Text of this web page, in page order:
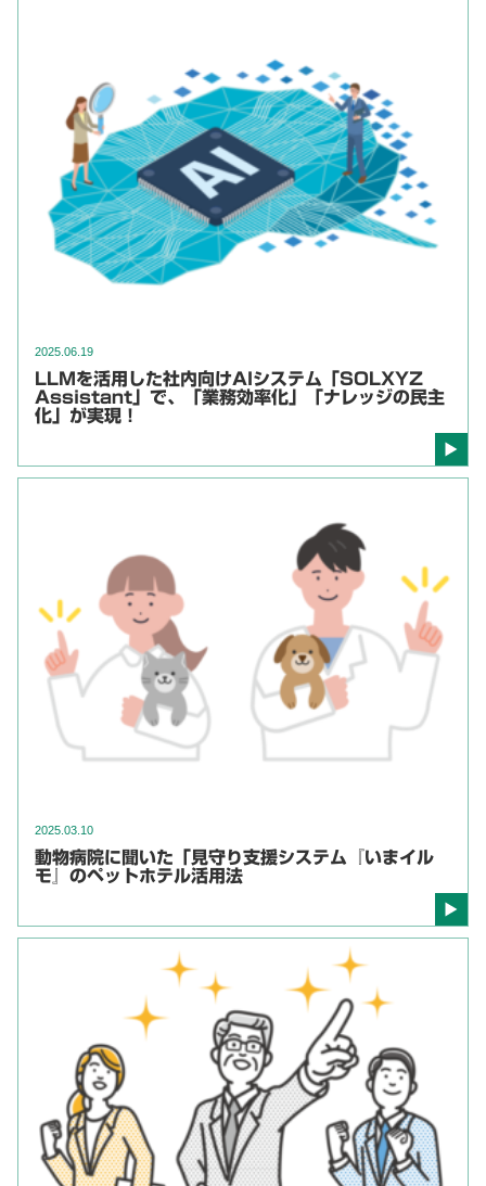
2025.06.19
LLMを活用した社内向けAIシステム「SOLXYZ
Assistant」で、「業務効率化」「ナレッジの民主
化」が実現！
2025.03.10
動物病院に聞いた「見守り支援システム『いまイル
モ』のペットホテル活用法